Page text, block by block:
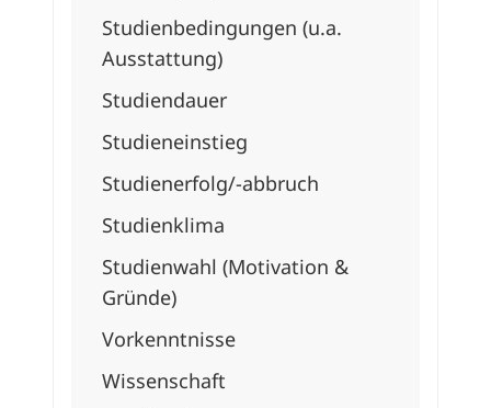
Studienbedingungen (u.a.
Ausstattung)
Studiendauer
Studieneinstieg
Studienerfolg/-abbruch
Studienklima
Studienwahl (Motivation &
Gründe)
Vorkenntnisse
Wissenschaft